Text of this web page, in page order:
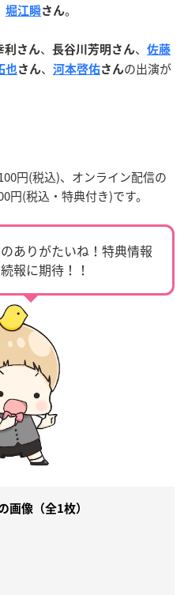
堀江瞬さん。
利さん、 長谷川芳明さん、
佐藤
也さん、 河本啓佑さんの出演が
円(税込)、オンライン配信の
円(税込・特典付き)です。
ありがたいね！特典情報
報に期待！！
画像（全1枚）